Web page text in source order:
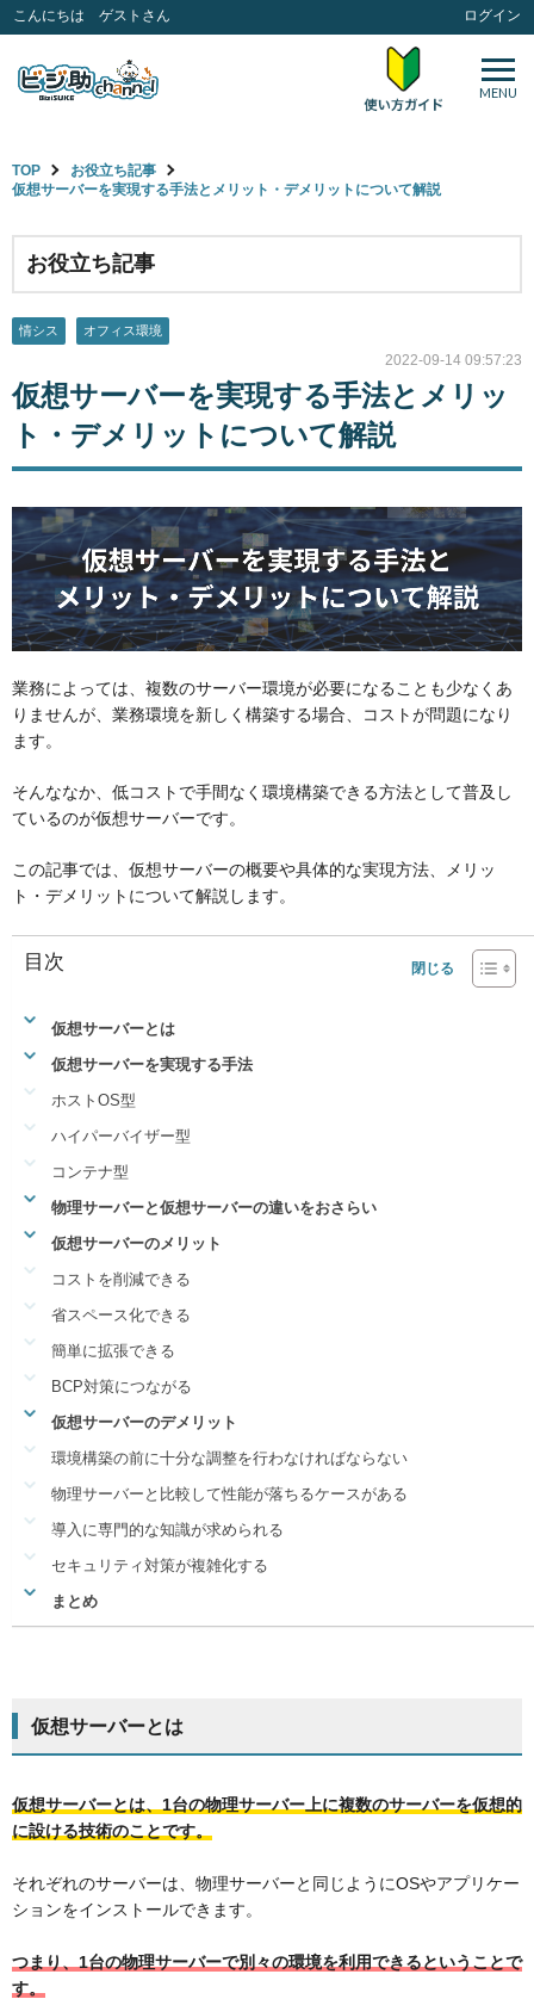
こんにちは ゲストさん ログイン
MENU
TOP
お役立ち記事
仮想サーバーを実現する手法とメリット・デメリットについて解説
お役立ち記事
情シス オフィス環境
2022-09-14 09:57:23
仮想サーバーを実現する手法とメリッ
ト・デメリットについて解説
業務によっては、複数のサーバー環境が必要になることも少なくあ
りませんが、業務環境を新しく構築する場合、コストが問題になり
ます。
そんななか、低コストで手間なく環境構築できる方法として普及し
ているのが仮想サーバーです。
この記事では、仮想サーバーの概要や具体的な実現方法、メリッ
ト・デメリットについて解説します。
目次
仮想サーバーとは
仮想サーバーを実現する手法
ホストOS型
ハイパーバイザー型
コンテナ型
物理サーバーと仮想サーバーの違いをおさらい
仮想サーバーのメリット
コストを削減できる
省スペース化できる
簡単に拡張できる
BCP対策につながる
仮想サーバーのデメリット
環境構築の前に十分な調整を行わなければならない
物理サーバーと比較して性能が落ちるケースがある
導入に専門的な知識が求められる
セキュリティ対策が複雑化する
まとめ
仮想サーバーとは
仮想サーバーとは、1台の物理サーバー上に複数のサーバーを仮想的
に設ける技術のことです。
それぞれのサーバーは、物理サーバーと同じようにOSやアプリケー
ションをインストールできます。
つまり、1台の物理サーバーで別々の環境を利用できるということで
す。